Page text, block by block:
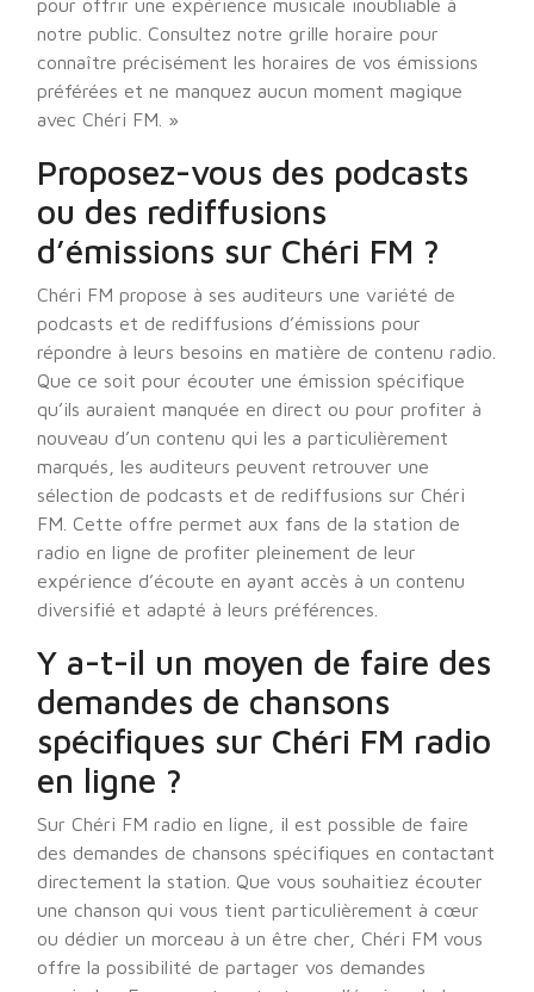
pour offrir une expérience musicale inoubliable à
notre public. Consultez notre grille horaire pour
connaître précisément les horaires de vos émissions
préférées et ne manquez aucun moment magique
avec Chéri FM. »
Proposez-vous des podcasts
ou des rediffusions
d’émissions sur Chéri FM ?
Chéri FM propose à ses auditeurs une variété de
podcasts et de rediffusions d’émissions pour
répondre à leurs besoins en matière de contenu radio.
Que ce soit pour écouter une émission spécifique
qu’ils auraient manquée en direct ou pour profiter à
nouveau d’un contenu qui les a particulièrement
marqués, les auditeurs peuvent retrouver une
sélection de podcasts et de rediffusions sur Chéri
FM. Cette offre permet aux fans de la station de
radio en ligne de profiter pleinement de leur
expérience d’écoute en ayant accès à un contenu
diversifié et adapté à leurs préférences.
Y a-t-il un moyen de faire des
demandes de chansons
spécifiques sur Chéri FM radio
en ligne ?
Sur Chéri FM radio en ligne, il est possible de faire
des demandes de chansons spécifiques en contactant
directement la station. Que vous souhaitiez écouter
une chanson qui vous tient particulièrement à cœur
ou dédier un morceau à un être cher, Chéri FM vous
offre la possibilité de partager vos demandes